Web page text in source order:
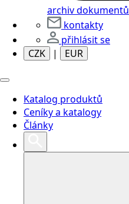
archiv dokumentů
kontakty
přihlásit se
CZK
| EUR
Katalog produktů
Ceníky a katalogy
Články
Search